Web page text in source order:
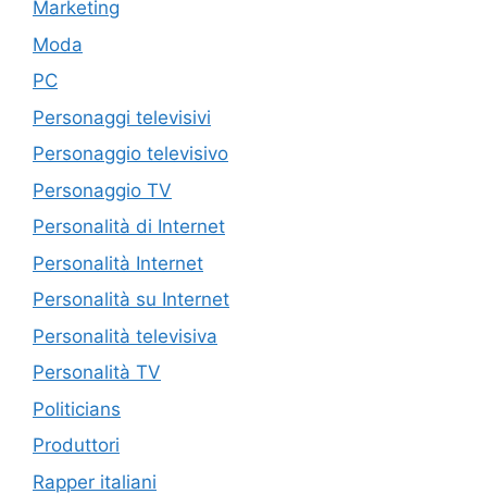
Marketing
Moda
PC
Personaggi televisivi
Personaggio televisivo
Personaggio TV
Personalità di Internet
Personalità Internet
Personalità su Internet
Personalità televisiva
Personalità TV
Politicians
Produttori
Rapper italiani